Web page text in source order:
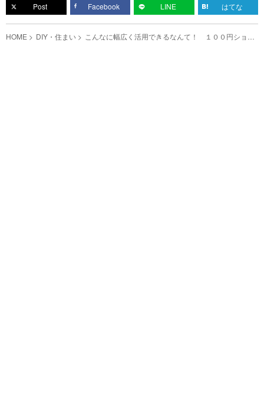
Post Facebook LINE はてな
HOME DIY・住まい こんなに幅広く活用できるなんて！ １００円ショッ
プで買える便利アイテムとは？